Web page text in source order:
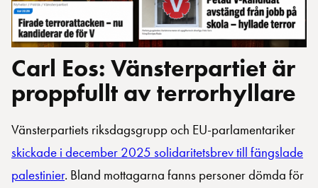
Carl Eos: Vänsterpartiet är
proppfullt av terrorhyllare
Vänsterpartiets riksdagsgrupp och EU-parlamentariker
skickade i december 2025 solidaritetsbrev till fängslade
palestinier. Bland mottagarna fanns personer dömda för